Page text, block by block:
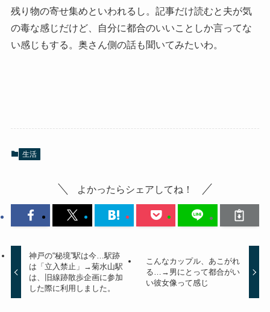
残り物の寄せ集めといわれるし。記事だけ読むと夫が気
の毒な感じだけど、自分に都合のいいことしか言ってな
い感じもする。奥さん側の話も聞いてみたいわ。
生活
よかったらシェアしてね！
神戸の“秘境”駅は今…駅跡
は「立入禁止」→菊水山駅
は、旧線跡散歩企画に参加
した際に利用しました。
こんなカップル、あこがれ
る…→男にとって都合がい
い彼女像って感じ